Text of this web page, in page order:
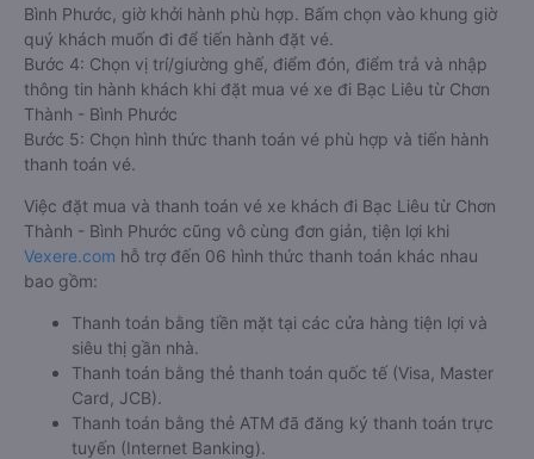
Bình Phước, giờ khởi hành phù hợp. Bấm chọn vào khung giờ
quý khách muốn đi để tiến hành đặt vé.
Bước 4: Chọn vị trí/giường ghế, điểm đón, điểm trả và nhập
thông tin hành khách khi đặt mua vé xe đi Bạc Liêu từ Chơn
Thành - Bình Phước
Bước 5: Chọn hình thức thanh toán vé phù hợp và tiến hành
thanh toán vé.
Việc đặt mua và thanh toán vé xe khách đi Bạc Liêu từ Chơn
Thành - Bình Phước cũng vô cùng đơn giản, tiện lợi khi
Vexere.com hỗ trợ đến 06 hình thức thanh toán khác nhau
bao gồm:
Thanh toán bằng tiền mặt tại các cửa hàng tiện lợi và
siêu thị gần nhà.
Thanh toán bằng thẻ thanh toán quốc tế (Visa, Master
Card, JCB).
Thanh toán bằng thẻ ATM đã đăng ký thanh toán trực
tuyến (Internet Banking).